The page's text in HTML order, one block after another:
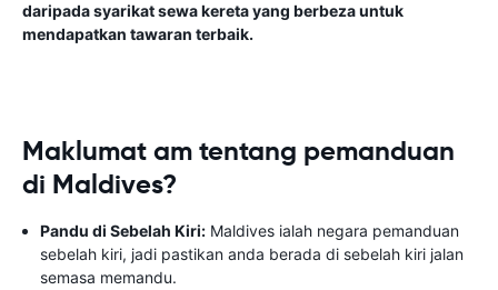
daripada syarikat sewa kereta yang berbeza untuk
mendapatkan tawaran terbaik.
Maklumat am tentang pemanduan
di Maldives?
Pandu di Sebelah Kiri: Maldives ialah negara pemanduan
sebelah kiri, jadi pastikan anda berada di sebelah kiri jalan
semasa memandu.